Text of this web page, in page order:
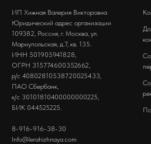
ИП Хижная Валерия Викторовна
Юридический адрес организации
109382, Россия, г. Москва, ул.
Мариупольская, д.7, кв. 135.
ИНН 501905941828,
ОГРН 315774600352662,
р/с 40802810538720025433,
ПАО Сбербанк,
к/с 30101810400000000225,
БИК 044525225.
8-916-916-38-30
Info@lerahizhnaya.com